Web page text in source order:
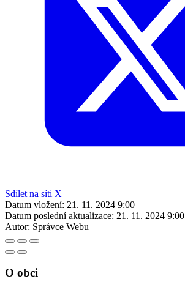
Sdílet na síti X
Datum vložení: 21. 11. 2024 9:00
Datum poslední aktualizace: 21. 11. 2024 9:00
Autor: Správce Webu
O obci